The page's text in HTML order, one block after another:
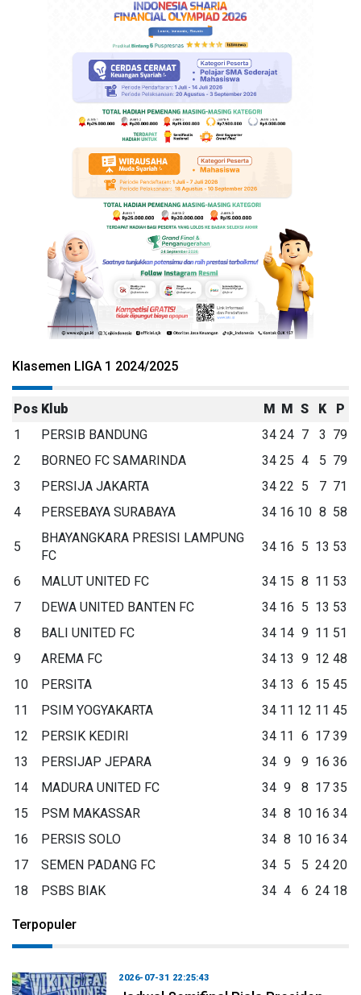
Klasemen LIGA 1 2024/2025
Pos Klub M M S K
P
1
PERSIB BANDUNG 34 24 7 3 79
2
BORNEO FC SAMARINDA 34 25 4 5 79
3
PERSIJA JAKARTA 34 22 5 7 71
4
PERSEBAYA SURABAYA 34 16 10 8 58
5
BHAYANGKARA PRESISI LAMPUNG
FC
34 16 5 13 53
6 MALUT UNITED FC 34 15 8 11 53
7
DEWA UNITED BANTEN FC 34 16 5 13 53
8
BALI UNITED FC 34 14 9 11 51
9
AREMA FC 34 13 9 12 48
10
PERSITA 34 13 6 15 45
11
PSIM YOGYAKARTA 34 11 12 11 45
12
PERSIK KEDIRI 34 11 6 17 39
13
PERSIJAP JEPARA 34 9 9 16 36
14
MADURA UNITED FC 34 9 8 17 35
15
PSM MAKASSAR 34 8 10 16 34
16
PERSIS SOLO 34 8 10 16 34
17
SEMEN PADANG FC 34 5 5 24 20
18
PSBS BIAK 34 4 6 24 18
Terpopuler
2026-07-31 22:25:43